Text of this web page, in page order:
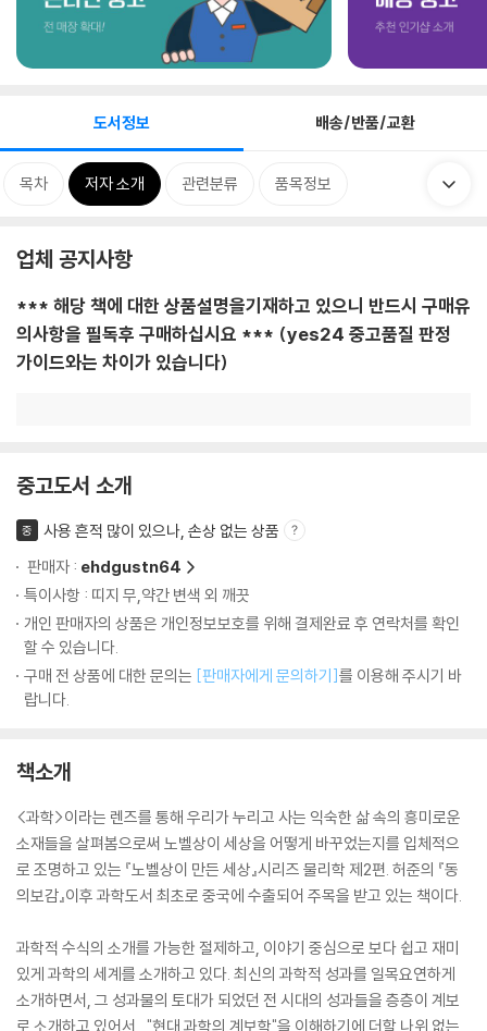
도서정보 배송/반품/교환
목차 저자 소개 관련분류 품목정보
업체 공지사항
*** 해당 책에 대한 상품설명을기재하고 있으니 반드시 구매유
의사항을 필독후 구매하십시요 *** (yes24 중고품질 판정
가이드와는 차이가 있습니다)
중고도서 소개
중
사용 흔적 많이 있으나, 손상 없는 상품
판매자 : ehdgustn64
특이사항 : 띠지 무,약간 변색 외 깨끗
개인 판매자의 상품은 개인정보보호를 위해 결제완료 후 연락처를 확인
할 수 있습니다.
구매 전 상품에 대한 문의는 [판매자에게 문의하기]를 이용해 주시기 바
랍니다.
책소개
<과학>이라는 렌즈를 통해 우리가 누리고 사는 익숙한 삶 속의 흥미로운
소재들을 살펴봄으로써 노벨상이 세상을 어떻게 바꾸었는지를 입체적으
로 조명하고 있는 『노벨상이 만든 세상』시리즈 물리학 제2편. 허준의 『동
의보감』이후 과학도서 최초로 중국에 수출되어 주목을 받고 있는 책이다.
과학적 수식의 소개를 가능한 절제하고, 이야기 중심으로 보다 쉽고 재미
있게 과학의 세계를 소개하고 있다. 최신의 과학적 성과를 일목요연하게
소개하면서, 그 성과물의 토대가 되었던 전 시대의 성과들을 층층이 계보
로 소개하고 있어서 , "현대 과학의 계보학"을 이해하기에 더할 나위 없는